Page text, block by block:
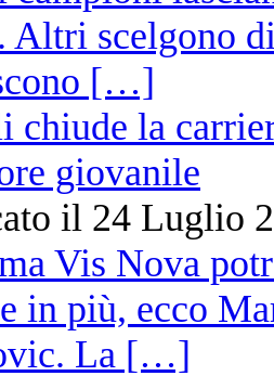
chiude la
giovanile
il 24 Luglio